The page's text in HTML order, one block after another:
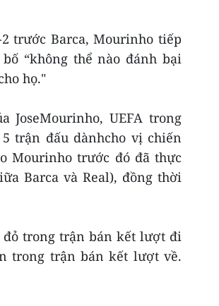
trước Barca, Mourinho tiếp
“không thể nào đánh bại
họ."
UEFA trong
trận đấu dànhcho vị chiến
Mourinho trước đó đã thực
Barca và Real), đồng thời
đỏ trong trận bán kết lượt đi
trong trận bán kết lượt về.